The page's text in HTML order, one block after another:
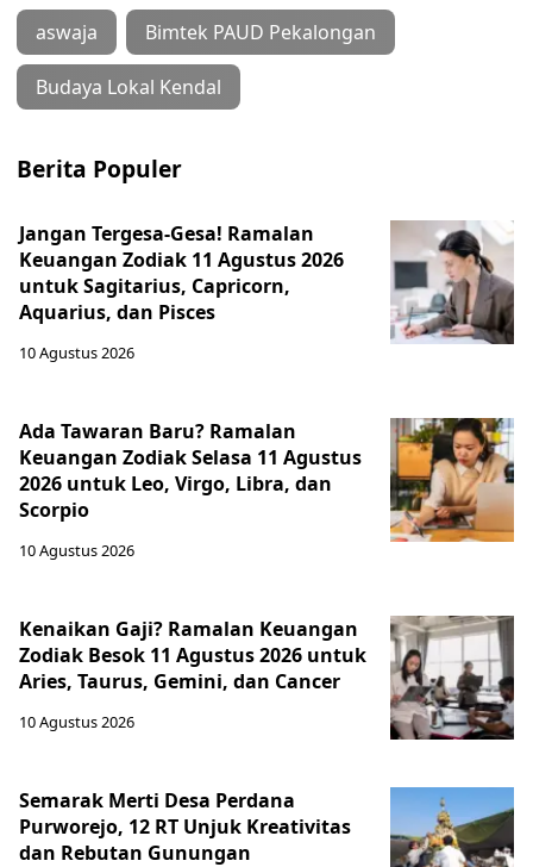
aswaja Bimtek PAUD Pekalongan
Budaya Lokal Kendal
Berita Populer
Jangan Tergesa-Gesa! Ramalan
Keuangan Zodiak 11 Agustus 2026
untuk Sagitarius, Capricorn,
Aquarius, dan Pisces
10 Agustus 2026
Ada Tawaran Baru? Ramalan
Keuangan Zodiak Selasa 11 Agustus
2026 untuk Leo, Virgo, Libra, dan
Scorpio
10 Agustus 2026
Kenaikan Gaji? Ramalan Keuangan
Zodiak Besok 11 Agustus 2026 untuk
Aries, Taurus, Gemini, dan Cancer
10 Agustus 2026
Semarak Merti Desa Perdana
Purworejo, 12 RT Unjuk Kreativitas
dan Rebutan Gunungan